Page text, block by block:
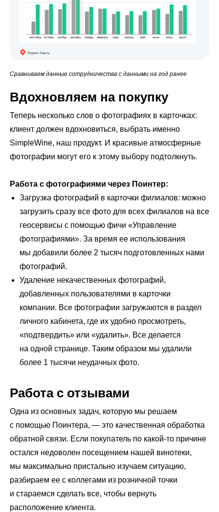
Сравниваем данные сотрудничества с данными на год ранее
Вдохновляем на покупку
Теперь несколько слов о фотографиях в карточках:
клиент должен вдохновиться, выбрать именно
SimpleWine, наш продукт. И красивые атмосферные
фотографии могут его к этому выбору подтолкнуть.
Работа с фотографиями через Поинтер:
Загрузка фотографий в карточки филиалов: можно
загрузить сразу все фото для всех филиалов на все
геосервисы с помощью фичи «Управление
фотографиями». За время ее использования
мы добавили более 2 тысяч подготовленных нами
фотографий.
Удаление некачественных фотографий,
добавленных пользователями в карточки
компании. Все фотографии загружаются в раздел
личного кабинета, где их удобно просмотреть,
«подтвердить» или «удалить». Все делается
на одной странице. Таким образом мы удалили
более 1 тысячи неудачных фото.
Работа с отзывами
Одна из основных задач, которую мы решаем
с помощью Поинтера, ― это качественная обработка
обратной связи. Если покупатель по какой-то причине
остался недоволен посещением нашей винотеки,
мы максимально пристально изучаем ситуацию,
разбираем ее с коллегами из розничной точки
и стараемся сделать все, чтобы вернуть
расположение клиента.